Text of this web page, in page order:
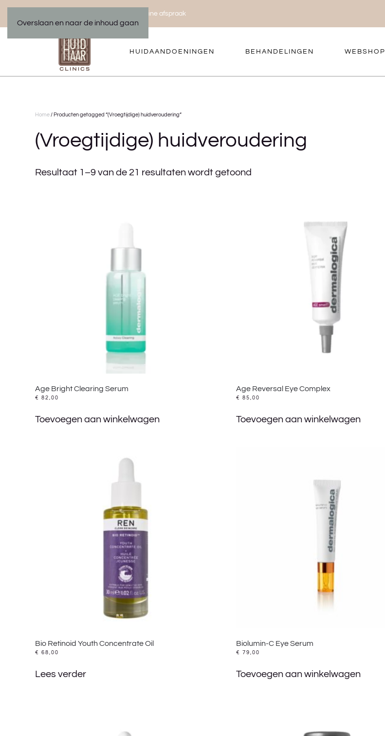
Overslaan en naar de inhoud gaan
Maak een online afspraak
HUIDAANDOENINGEN BEHANDELINGEN WEBSHOP
Home / Producten getagged “(Vroegtijdige) huidveroudering”
(Vroegtijdige) huidveroudering
Resultaat 1–9 van de 21 resultaten wordt getoond
Age Bright Clearing Serum
€ 82,00
Toevoegen aan winkelwagen
Age Reversal Eye Complex
€ 85,00
Toevoegen aan winkelwagen
Bio Retinoid Youth Concentrate Oil
€ 68,00
Lees verder
Biolumin-C Eye Serum
€ 79,00
Toevoegen aan winkelwagen